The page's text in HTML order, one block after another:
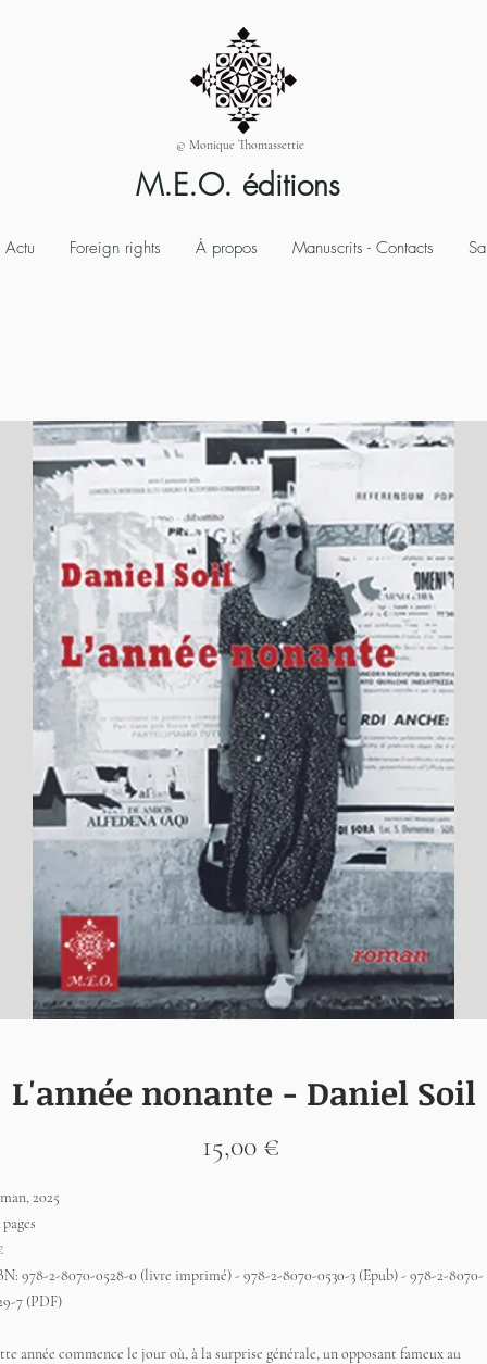
© Monique Thomassettie
M.E.O. éditions
Actu Foreign rights Á propos Manuscrits - Contacts
L'année nonante - Daniel Soil
15,00 €
2025
pages
978-2-8070-0528-0 (livre imprimé) - 978-2-8070-0530-3 (Epub) - 978-2-8070-
7 (PDF)
année commence le jour où, à la surprise générale, un opposant fameux au